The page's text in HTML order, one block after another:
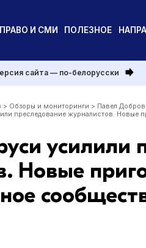
ПРАВО И СМИ ПОЛЕЗНОЕ
сайта — по-белорусски
> Обзоры и мониторинги > Павел
преследование журналистов.
усилили
Новые